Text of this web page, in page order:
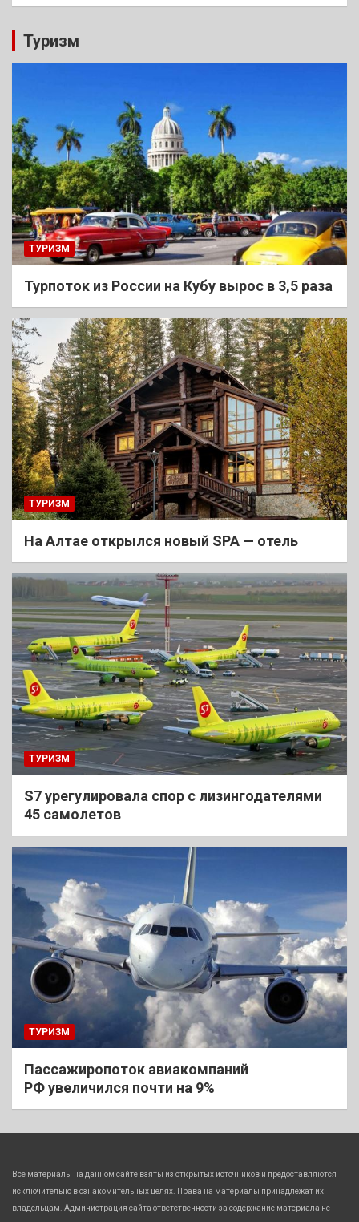
Туризм
ТУРИЗМ
Турпоток из России на Кубу вырос в 3,5 раза
ТУРИЗМ
На Алтае открылся новый SPA — отель
ТУРИЗМ
S7 урегулировала спор с лизингодателями
45 самолетов
ТУРИЗМ
Пассажиропоток авиакомпаний
РФ увеличился почти на 9%
Все материалы на данном сайте взяты из открытых источников и предоставляются
исключительно в ознакомительных целях. Права на материалы принадлежат их
владельцам. Администрация сайта ответственности за содержание материала не